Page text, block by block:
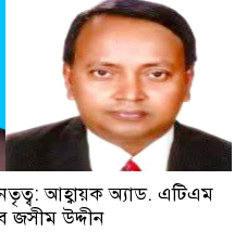
আহ্বায়ক অ্যাড. এটিএম
উদ্দীন